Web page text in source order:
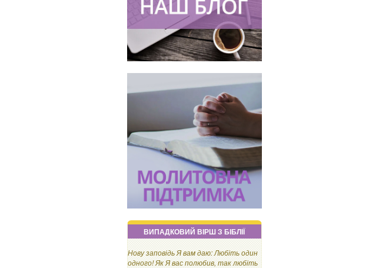
ВИПАДКОВИЙ ВІРШ З БІБЛІЇ
Нову заповідь Я вам даю: Любіть один
одного! Як Я вас полюбив, так любіть